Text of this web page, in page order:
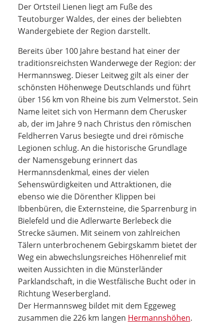
Der Ortsteil Lienen liegt am Fuße des
Teutoburger Waldes, der eines der beliebten
Wandergebiete der Region darstellt.
Bereits über 100 Jahre bestand hat einer der
traditionsreichsten Wanderwege der Region: der
Hermannsweg. Dieser Leitweg gilt als einer der
schönsten Höhenwege Deutschlands und führt
über 156 km von Rheine bis zum Velmerstot. Sein
Name leitet sich von Hermann dem Cherusker
ab, der im Jahre 9 nach Christus den römischen
Feldherren Varus besiegte und drei römische
Legionen schlug. An die historische Grundlage
der Namensgebung erinnert das
Hermannsdenkmal, eines der vielen
Sehenswürdigkeiten und Attraktionen, die
ebenso wie die Dörenther Klippen bei
Ibbenbüren, die Externsteine, die Sparrenburg in
Bielefeld und die Adlerwarte Berlebeck die
Strecke säumen. Mit seinem von zahlreichen
Tälern unterbrochenem Gebirgskamm bietet der
Weg ein abwechslungsreiches Höhenrelief mit
weiten Aussichten in die Münsterländer
Parklandschaft, in die Westfälische Bucht oder in
Richtung Weserbergland.
Der Hermannsweg bildet mit dem Eggeweg
zusammen die 226 km langen Hermannshöhen.